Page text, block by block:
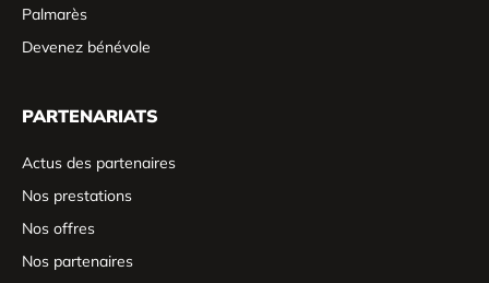
Palmarès
Devenez bénévole
PARTENARIATS
Actus des partenaires
Nos prestations
Nos offres
Nos partenaires